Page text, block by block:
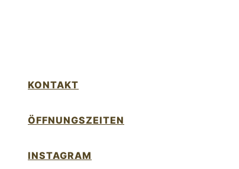
KONTAKT
ÖFFNUNGSZEITEN
INSTAGRAM